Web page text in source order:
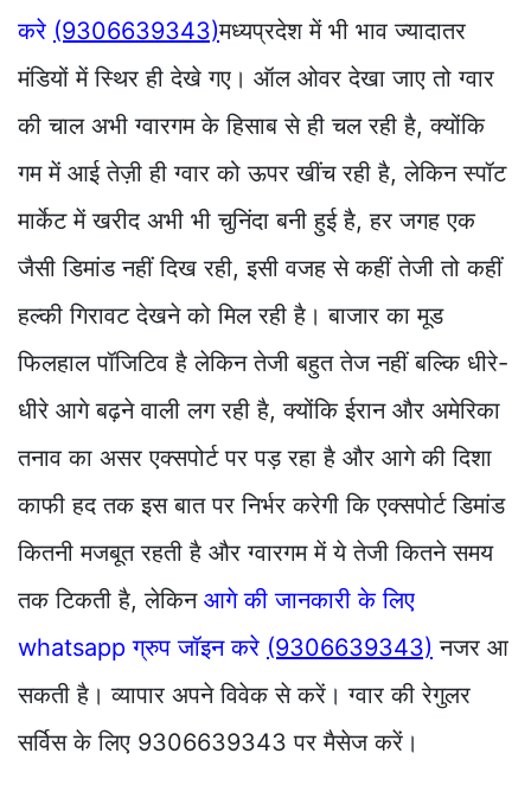
करे (9306639343)मध्यप्रदेश में भी भाव ज्यादातर
मंडियों में स्थिर ही देखे गए। ऑल ओवर देखा जाए तो ग्वार
की चाल अभी ग्वारगम के हिसाब से ही चल रही है, क्योंकि
गम में आई तेज़ी ही ग्वार को ऊपर खींच रही है, लेकिन स्पॉट
मार्केट में खरीद अभी भी चुनिंदा बनी हुई है, हर जगह एक
जैसी डिमांड नहीं दिख रही, इसी वजह से कहीं तेजी तो कहीं
हल्की गिरावट देखने को मिल रही है। बाजार का मूड
फिलहाल पॉजिटिव है लेकिन तेजी बहुत तेज नहीं बल्कि धीरे-
धीरे आगे बढ़ने वाली लग रही है, क्योंकि ईरान और अमेरिका
तनाव का असर एक्सपोर्ट पर पड़ रहा है और आगे की दिशा
काफी हद तक इस बात पर निर्भर करेगी कि एक्सपोर्ट डिमांड
कितनी मजबूत रहती है और ग्वारगम में ये तेजी कितने समय
तक टिकती है, लेकिन आगे की जानकारी के लिए
whatsapp ग्रुप जॉइन करे (9306639343) नजर आ
सकती है। व्यापार अपने विवेक से करें। ग्वार की रेगुलर
सर्विस के लिए 9306639343 पर मैसेज करें।